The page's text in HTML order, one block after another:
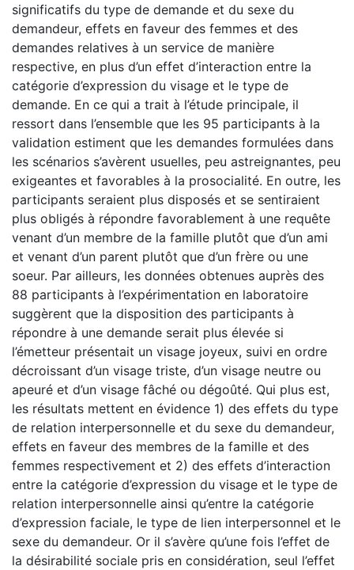
significatifs du type de demande et du sexe du
demandeur, effets en faveur des femmes et des
demandes relatives à un service de manière
respective, en plus d’un effet d’interaction entre la
catégorie d’expression du visage et le type de
demande. En ce qui a trait à l’étude principale, il
ressort dans l’ensemble que les 95 participants à la
validation estiment que les demandes formulées dans
les scénarios s’avèrent usuelles, peu astreignantes, peu
exigeantes et favorables à la prosocialité. En outre, les
participants seraient plus disposés et se sentiraient
plus obligés à répondre favorablement à une requête
venant d’un membre de la famille plutôt que d’un ami
et venant d’un parent plutôt que d’un frère ou une
soeur. Par ailleurs, les données obtenues auprès des
88 participants à l’expérimentation en laboratoire
suggèrent que la disposition des participants à
répondre à une demande serait plus élevée si
l’émetteur présentait un visage joyeux, suivi en ordre
décroissant d’un visage triste, d’un visage neutre ou
apeuré et d’un visage fâché ou dégoûté. Qui plus est,
les résultats mettent en évidence 1) des effets du type
de relation interpersonnelle et du sexe du demandeur,
effets en faveur des membres de la famille et des
femmes respectivement et 2) des effets d’interaction
entre la catégorie d’expression du visage et le type de
relation interpersonnelle ainsi qu’entre la catégorie
d’expression faciale, le type de lien interpersonnel et le
sexe du demandeur. Or il s’avère qu’une fois l’effet de
la désirabilité sociale pris en considération, seul l’effet